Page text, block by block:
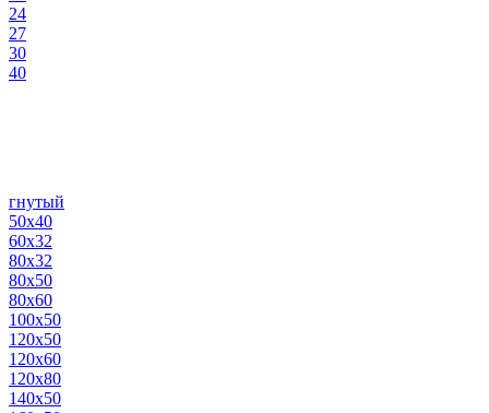
24
27
30
40
гнутый
50х40
60х32
80х32
80х50
80х60
100х50
120х50
120х60
120х80
140х50